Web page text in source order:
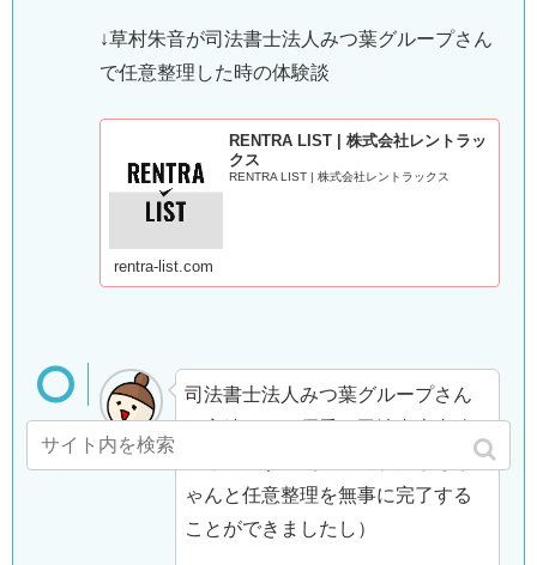
↓草村朱音が司法書士法人みつ葉グループさん
で任意整理した時の体験談
RENTRA LIST | 株式会社レントラッ
クス
RENTRA LIST | 株式会社レントラックス
rentra-list.com
司法書士法人みつ葉グループさん
は実績もあり優秀な司法書士事務
ゃんと任意整理を無事に完了する
ことができましたし）